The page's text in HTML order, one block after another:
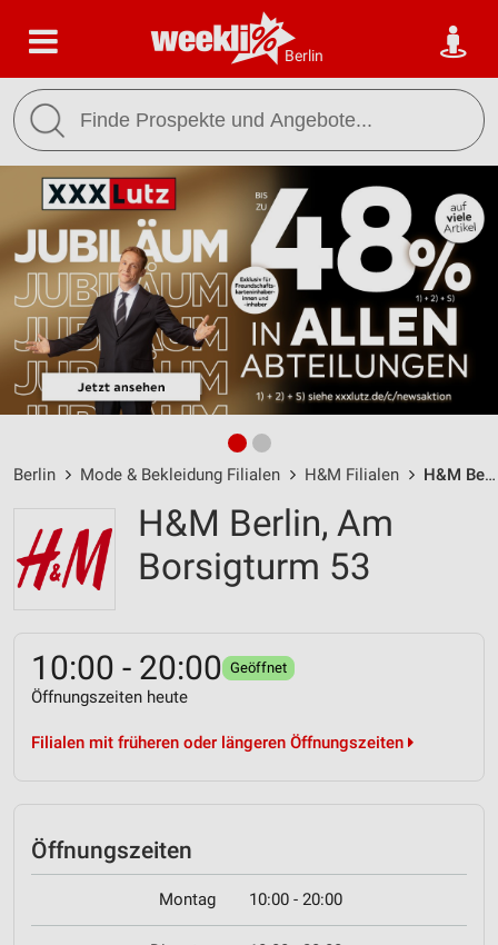
Berlin
Berlin Mode & Bekleidung Filialen H&M Filialen H&M Berlin / Am Borsigturm 53 - Öffnungszeiten & Adresse
H&M Berlin, Am
Borsigturm 53
10:00 - 20:00 Geöffnet
Öffnungszeiten heute
Filialen mit früheren oder längeren Öffnungszeiten
Öffnungszeiten
Montag 10:00 - 20:00